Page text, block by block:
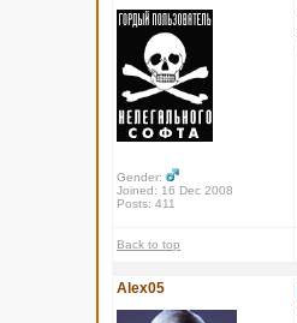
Gender:
Joined: 16 Dec 2008
Posts: 411
Back to top
Alex05